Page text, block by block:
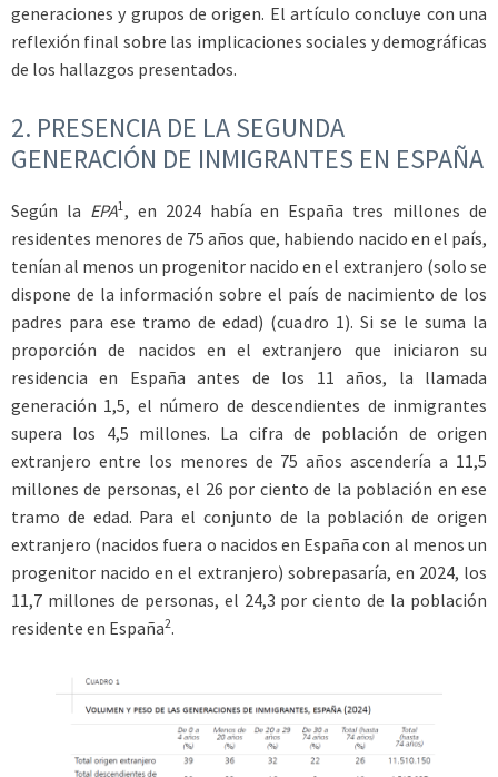
generaciones y grupos de origen. El artículo concluye con una
reflexión final sobre las implicaciones sociales y demográficas
de los hallazgos presentados.
2. PRESENCIA DE LA SEGUNDA
GENERACIÓN DE INMIGRANTES EN ESPAÑA
Según la EPA1, en 2024 había en España tres millones de
residentes menores de 75 años que, habiendo nacido en el país,
tenían al menos un progenitor nacido en el extranjero (solo se
dispone de la información sobre el país de nacimiento de los
padres para ese tramo de edad) (cuadro 1). Si se le suma la
proporción de nacidos en el extranjero que iniciaron su
residencia en España antes de los 11 años, la llamada
generación 1,5, el número de descendientes de inmigrantes
supera los 4,5 millones. La cifra de población de origen
extranjero entre los menores de 75 años ascendería a 11,5
millones de personas, el 26 por ciento de la población en ese
tramo de edad. Para el conjunto de la población de origen
extranjero (nacidos fuera o nacidos en España con al menos un
progenitor nacido en el extranjero) sobrepasaría, en 2024, los
11,7 millones de personas, el 24,3 por ciento de la población
residente en España2.